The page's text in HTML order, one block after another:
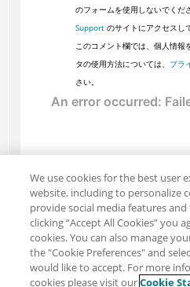
のフォームを使用しないでくだ
Supportのサイトにアクセスし
このコメント欄では、個人情報
タの使用方法については、
プラ
さい。
We use cookies for the best user
website, including to personalize
provide social media features
clicking “Accept All Cookies” you
cookies. You can also manage
the "Cookie Preferences" and
would like to accept. For more
cookies please visit ourCookie